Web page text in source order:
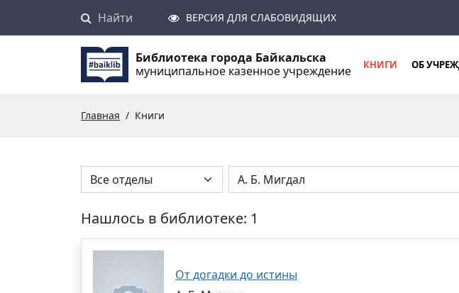
Нашлось в библиотеке: 1
От догадки до истины
Поиск
Найти ВЕРСИЯ ДЛЯ СЛАБОВИДЯЩИХ
Библиотека города Байкальска
муниципальное казенное учреждение
КНИГИ ОБ
Главная Книги